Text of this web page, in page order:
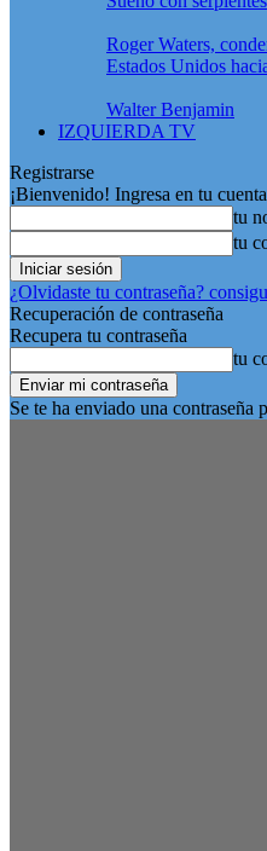
Roger Waters,
Estados Unidos
Walter Benjamin
IZQUIERDA TV
Registrarse
¡Bienvenido! Ingresa en tu cuenta
tu
tu
¿Olvidaste tu contraseña?
Recuperación de contraseña
Recupera tu contraseña
tu
Se te ha enviado una contraseña